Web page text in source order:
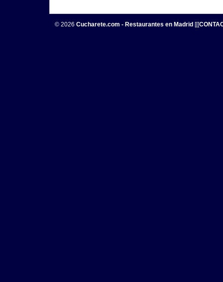
© 2026 Cucharete.com - Restaurantes en Madrid [[[